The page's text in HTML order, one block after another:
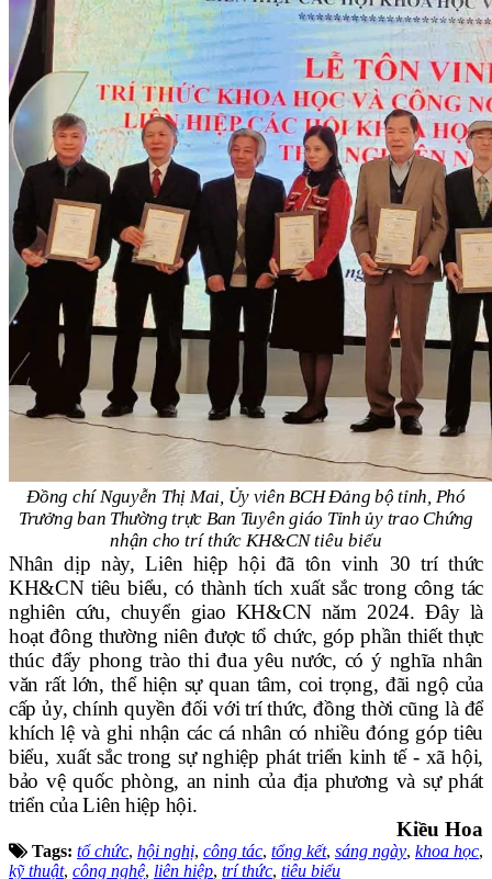
Đồng chí Nguyễn Thị Mai, Ủy viên BCH Đảng bộ tỉnh, Phó
Trưởng ban Thường trực Ban Tuyên giáo Tỉnh ủy trao Chứng
nhận cho trí thức KH&CN tiêu biểu
Nhân dịp này, Liên hiệp hội đã tôn vinh 30 trí thức
KH&CN tiêu biểu, có thành tích xuất sắc trong công tác
nghiên cứu, chuyển giao KH&CN năm 2024. Đây là
hoạt đông thường niên được tổ chức, góp phần thiết thực
thúc đẩy phong trào thi đua yêu nước, có ý nghĩa nhân
văn rất lớn, thể hiện sự quan tâm, coi trọng, đãi ngộ của
cấp ủy, chính quyền đối với trí thức, đồng thời cũng là để
khích lệ và ghi nhận các cá nhân có nhiều đóng góp tiêu
biểu, xuất sắc trong sự nghiệp phát triển kinh tế - xã hội,
bảo vệ quốc phòng, an ninh của địa phương và sự phát
triển của Liên hiệp hội.
Kiều Hoa
Tags: tổ chức, hội nghị, công tác, tổng kết, sáng ngày, khoa học,
kỹ thuật, công nghệ, liên hiệp, trí thức, tiêu biểu